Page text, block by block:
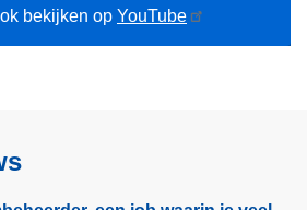
bekijken op YouTube